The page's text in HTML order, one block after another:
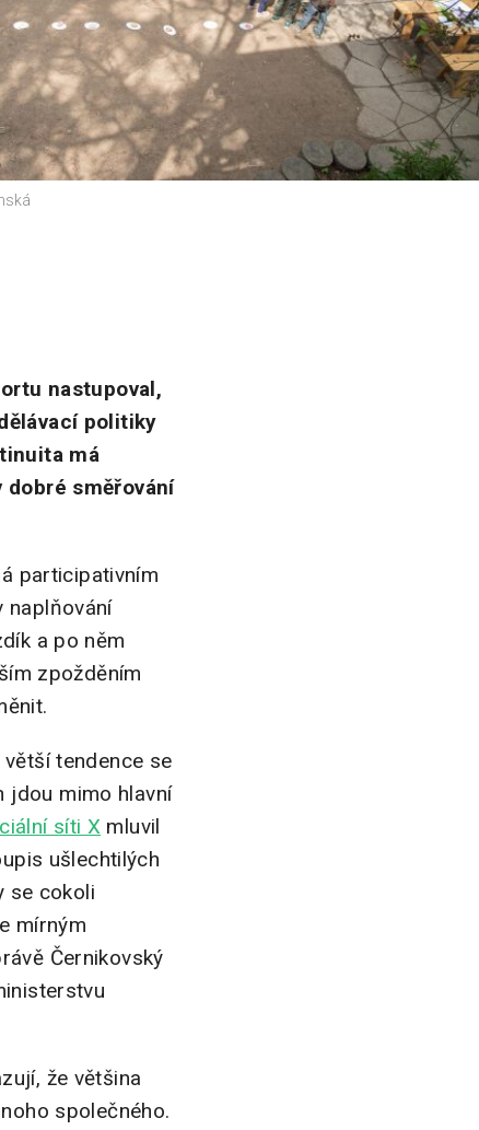
nastupoval,
politiky
má
směřování
participativním
naplňování
a po něm
zpožděním
tendence se
jdou mimo hlavní
síti X mluvil
ušlechtilých
se cokoli
mírným
Černikovský
že většina
společného.